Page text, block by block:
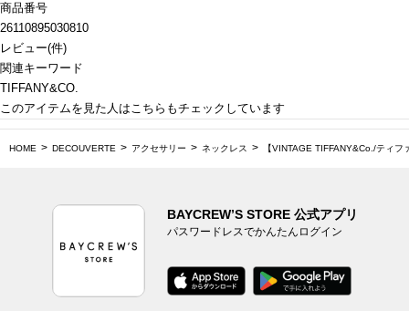
商品番号
26110895030810
レビュー(件)
関連キーワード
TIFFANY&CO.
このアイテムを見た人はこちらもチェックしています
HOME DECOUVERTE アクセサリー ネックレス 【VINTAGE TIFFANY&Co./ティ
BAYCREW’S STORE 公式アプリ
パスワードレスでかんたんログイン